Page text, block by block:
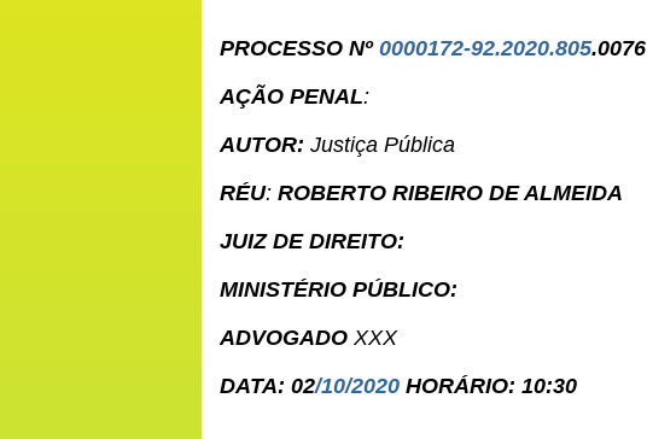
PROCESSO Nº 0000172-92.2020.805.0076
AÇÃO PENAL:
AUTOR: Justiça Pública
RÉU: ROBERTO RIBEIRO DE ALMEIDA
JUIZ DE DIREITO:
MINISTÉRIO PÚBLICO:
ADVOGADO XXX
DATA: 02/10/2020 HORÁRIO: 10:30